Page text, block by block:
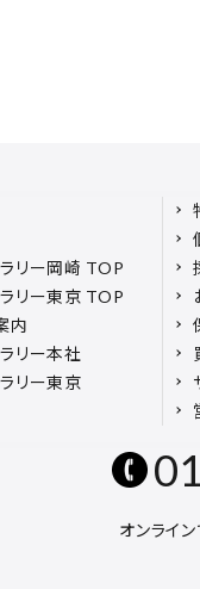
ラリー岡崎 TOP
ラリー東京 TOP
内
リー本社
リー東京
オンライ